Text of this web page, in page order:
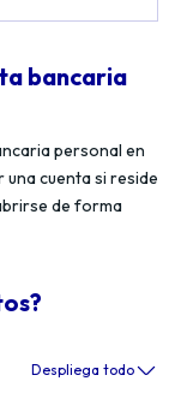
bancaria
personal en
cuenta si reside
de forma
Despliega todo